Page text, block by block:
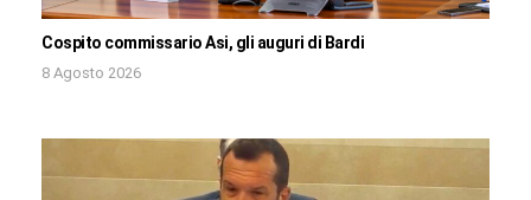
Cospito commissario Asi, gli auguri di Bardi
8 Agosto 2026